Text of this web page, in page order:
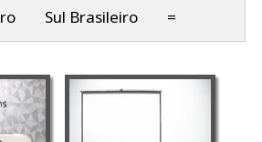
Sul Brasileiro =